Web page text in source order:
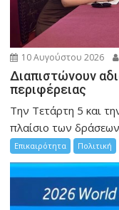
10 Αυγούστου 2026
Διαπιστώνουν
περιφέρειας
Την Τετάρτη 5 και
πλαίσιο των
Επικαιρότητα Πολιτική